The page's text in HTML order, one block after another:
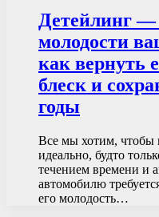
Детейлинг —
молодости
как вернуть
блеск и
годы
Все мы хотим, чтобы
идеально, будто
течением времени и
автомобилю
его молодость…